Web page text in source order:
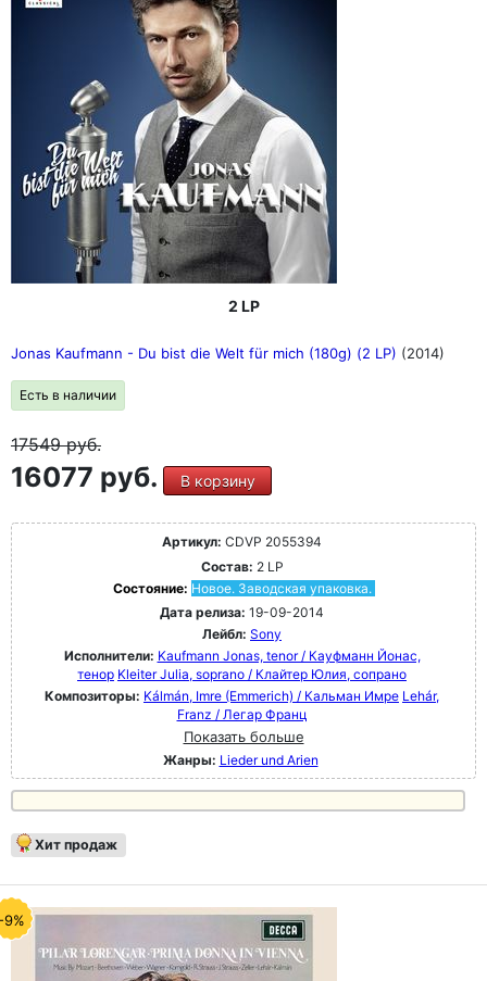
2 LP
Jonas Kaufmann - Du bist die Welt für mich (180g) (2 LP) (2014)
Есть в наличии
17549руб.
16077 руб. В корзину
Артикул: CDVP 2055394
Состав: 2 LP
Состояние: Новое. Заводская упаковка.
Дата релиза: 19-09-2014
Лейбл: Sony
Исполнители: Kaufmann Jonas, tenor / Кауфманн Йонас,
тенор Kleiter Julia, soprano / Клайтер Юлия, сопрано
Композиторы: Kálmán, Imre (Emmerich) / Кальман Имре Lehár,
Franz / Легар Франц
Показать больше
Жанры: Lieder und Arien
Хит продаж
9%